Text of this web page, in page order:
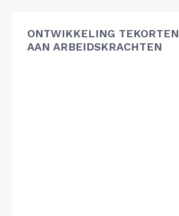
ONTWIKKELING TEKORTEN
AAN ARBEIDSKRACHTEN